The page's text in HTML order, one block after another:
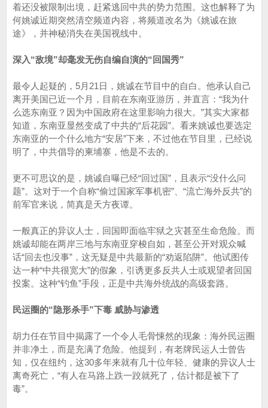
着还没被限制出境，赶紧逃回中共的势力范围。这也解释了为
何姚诚近期突然清空频道内容，将频道改名为《姚诚在旅
途》，并神秘消失在美国视线中。
深入“敌境”却毫发无伤自编自演的“回国秀”
最令人起疑的，5月21日，姚诚在节目中的自白。他承认自己
离开美国已近一个月，目前在东南亚游历，并直言：“我为什
么选东南亚？因为中国政府在这里影响力很大。”其实大家都
知道，东南亚显然变成了中共的“后花园”。看来姚诚也要选定
东南亚的一个什么地方“安居”下来，不过他在节目里，已经说
明了，中共倡导的柬埔寨，他是不去的。
更不可思议的是，姚诚自曝已经“回过国”，且表示“没什么问
题”。这对于一个自称“偷过国家军事机密”、“流亡海外反共”的
前军官来说，简真是天方夜谭。
一般真正的异议人士，回国即面临牢狱之灾甚至生命危险。而
姚诚却能在两岸三地与东南亚穿梭自如，甚至公开对观众喊
话“回去也没事”，这无疑是中共最新的“劝返陷阱”。他试图传
达一种“中共很宽大”的假象，引诱更多反共人士或观望者回国
投案。这种“钓鱼”手段，正是中共海外统战的高级套路。
民运圈的“隐形杀手”下毒 威胁与渗透
胡力任在节目中揭露了一个令人毛骨悚然的现象：海外民运圈
并非净土，而是充满了危险。他提到，有老牌民运人士曾告
知，仅在纽约，这30多年来就有几十位年轻、健康的异议人士
离奇死亡，“有人在马路上跌一跤就死了，估计都是被下了
毒”。